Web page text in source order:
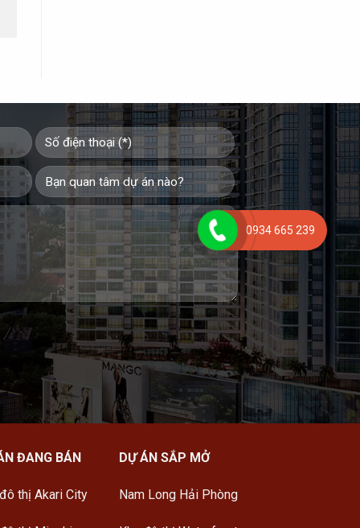
ĐANG BÁN
thị Akari City
DỰ ÁN SẮP MỞ
Nam Long Hải Phòng
0934 665 239